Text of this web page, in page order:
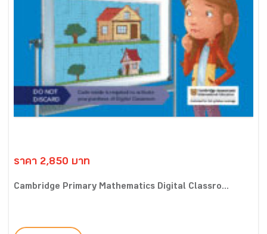
ราคา 2,850 บาท
Cambridge Primary Mathematics Digital Classro...